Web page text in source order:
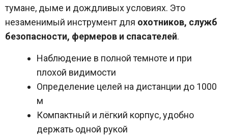
тумане, дыме и дождливых условиях. Это
незаменимый инструмент для охотников, служб
безопасности, фермеров и спасателей.
Наблюдение в полной темноте и при
плохой видимости
Определение целей на дистанции до 1000
м
Компактный и лёгкий корпус, удобно
держать одной рукой